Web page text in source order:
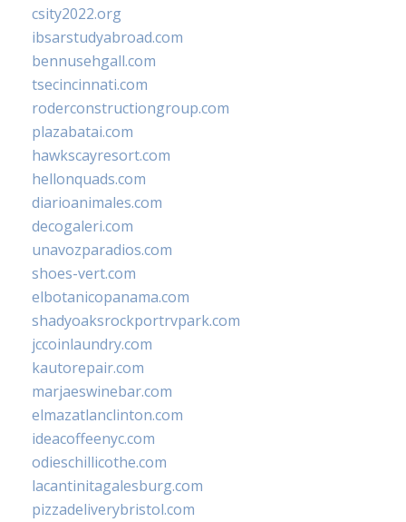
csity2022.org
ibsarstudyabroad.com
bennusehgall.com
tsecincinnati.com
roderconstructiongroup.com
plazabatai.com
hawkscayresort.com
hellonquads.com
diarioanimales.com
decogaleri.com
unavozparadios.com
shoes-vert.com
elbotanicopanama.com
shadyoaksrockportrvpark.com
jccoinlaundry.com
kautorepair.com
marjaeswinebar.com
elmazatlanclinton.com
ideacoffeenyc.com
odieschillicothe.com
lacantinitagalesburg.com
pizzadeliverybristol.com